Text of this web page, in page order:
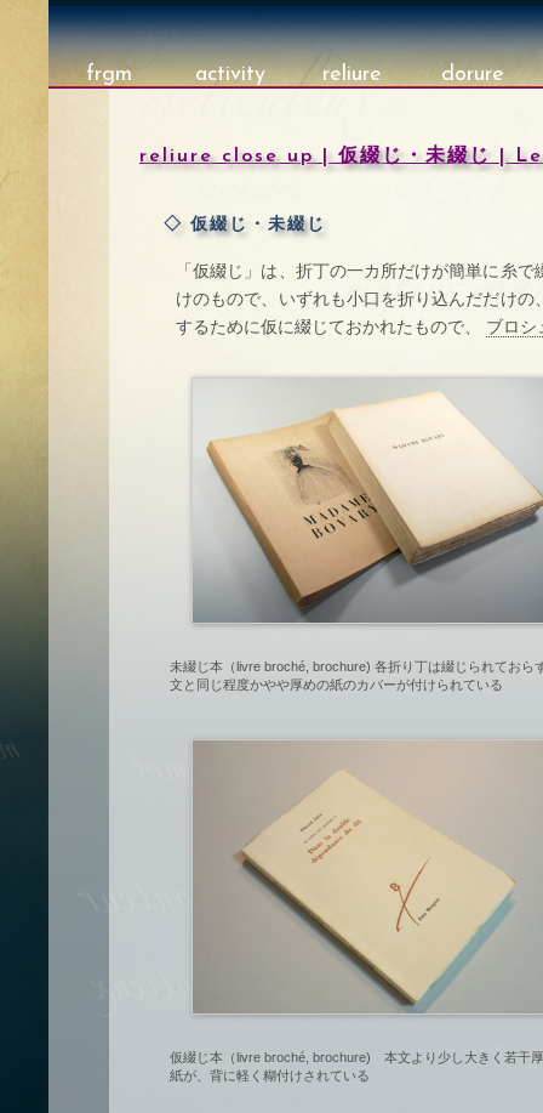
frgm activity reliure dorure
reliure close up | 仮綴じ・未綴じ |
◇ 仮綴じ・未綴じ
「仮綴じ」は、折丁の一カ所だけが簡単に糸
けのもので、いずれも小口を折り込んだだけ
するために仮に綴じておかれたもので、 ブロ
未綴じ本（livre broché, brochure) 各折り丁は綴じられておら
文と同じ程度かやや厚めの紙のカバーが付けられている
仮綴じ本（livre broché, brochure) 本文より少し大きく若干
紙が、背に軽く糊付けされている